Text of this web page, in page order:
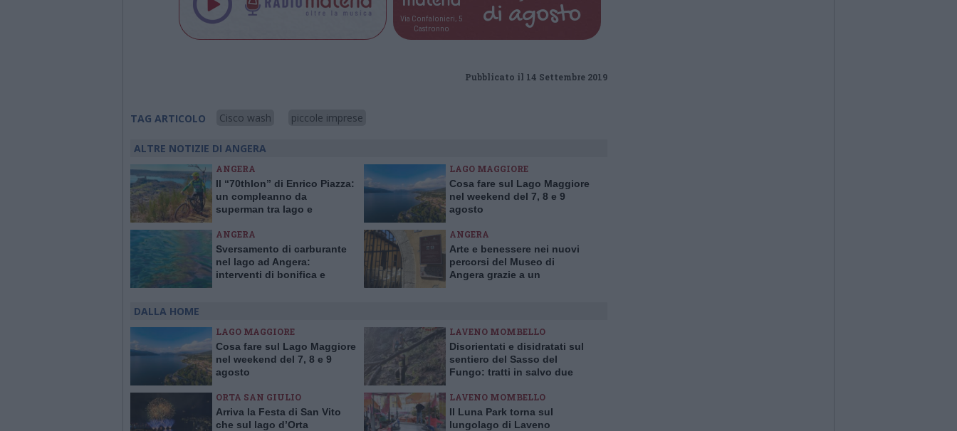
Via Confalonieri, 5
Castronno
di agosto
Pubblicato il 14 Settembre 2019
TAG ARTICOLO Cisco wash piccole imprese
ALTRE NOTIZIE DI ANGERA
ANGERA
Il “70thlon” di Enrico Piazza:
un compleanno da
superman tra lago e
LAGO MAGGIORE
Cosa fare sul Lago Maggiore
nel weekend del 7, 8 e 9
agosto
ANGERA
Sversamento di carburante
nel lago ad Angera:
interventi di bonifica e
ANGERA
Arte e benessere nei nuovi
percorsi del Museo di
Angera grazie a un
DALLA HOME
LAGO MAGGIORE
Cosa fare sul Lago Maggiore
nel weekend del 7, 8 e 9
agosto
LAVENO MOMBELLO
Disorientati e disidratati sul
sentiero del Sasso del
Fungo: tratti in salvo due
ORTA SAN GIULIO
Arriva la Festa di San Vito
che sul lago d’Orta
LAVENO MOMBELLO
Il Luna Park torna sul
lungolago di Laveno